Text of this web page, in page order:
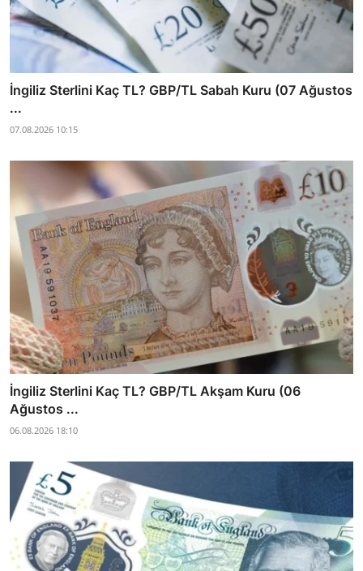
İngiliz Sterlini Kaç TL? GBP/TL Sabah Kuru (07 Ağustos
...
07.08.2026 10:15
İngiliz Sterlini Kaç TL? GBP/TL Akşam Kuru (06
Ağustos ...
06.08.2026 18:10